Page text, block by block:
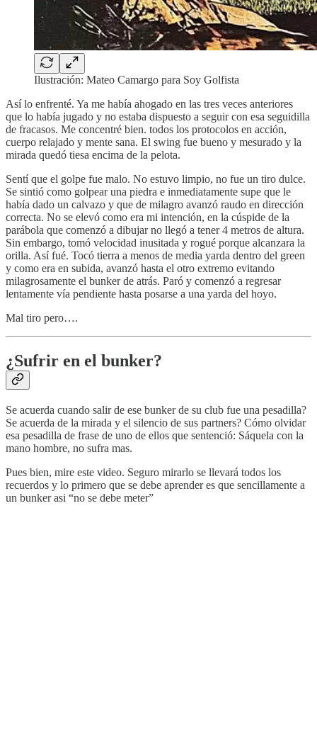
Ilustración: Mateo Camargo para Soy Golfista
Así lo enfrenté. Ya me había ahogado en las tres veces anteriores
que lo había jugado y no estaba dispuesto a seguir con esa seguidilla
de fracasos. Me concentré bien. todos los protocolos en acción,
cuerpo relajado y mente sana. El swing fue bueno y mesurado y la
mirada quedó tiesa encima de la pelota.
Sentí que el golpe fue malo. No estuvo limpio, no fue un tiro dulce.
Se sintió como golpear una piedra e inmediatamente supe que le
había dado un calvazo y que de milagro avanzó raudo en dirección
correcta. No se elevó como era mi intención, en la cúspide de la
parábola que comenzó a dibujar no llegó a tener 4 metros de altura.
Sin embargo, tomó velocidad inusitada y rogué porque alcanzara la
orilla. Así fué. Tocó tierra a menos de media yarda dentro del green
y como era en subida, avanzó hasta el otro extremo evitando
milagrosamente el bunker de atrás. Paró y comenzó a regresar
lentamente vía pendiente hasta posarse a una yarda del hoyo.
Mal tiro pero….
¿Sufrir en el bunker?
Se acuerda cuando salir de ese bunker de su club fue una pesadilla?
Se acuerda de la mirada y el silencio de sus partners? Cómo olvidar
esa pesadilla de frase de uno de ellos que sentenció: Sáquela con la
mano hombre, no sufra mas.
Pues bien, mire este video. Seguro mirarlo se llevará todos los
recuerdos y lo primero que se debe aprender es que sencillamente a
un bunker asi “no se debe meter”